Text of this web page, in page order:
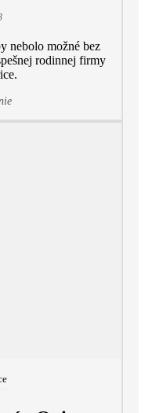
nebolo možné bez
rodinnej firmy